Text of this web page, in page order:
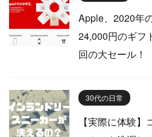
Apple、2020年
24,000円のギフ
回の大セール！
30代の日常
【実際に体験